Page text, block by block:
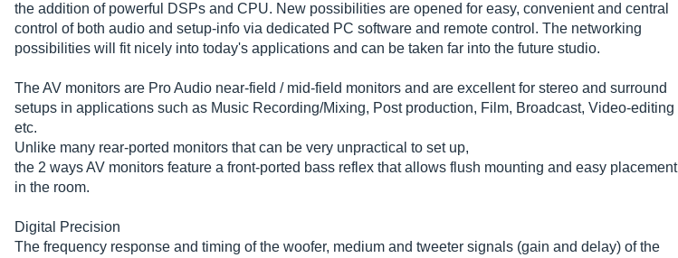
the addition of powerful DSPs and CPU. New possibilities are opened for easy, convenient and central
control of both audio and setup-info via dedicated PC software and remote control. The networking
possibilities will fit nicely into today's applications and can be taken far into the future studio.
The AV monitors are Pro Audio near-field / mid-field monitors and are excellent for stereo and surround
setups in applications such as Music Recording/Mixing, Post production, Film, Broadcast, Video-editing
etc.
Unlike many rear-ported monitors that can be very unpractical to set up,
the 2 ways AV monitors feature a front-ported bass reflex that allows flush mounting and easy placement
in the room.
Digital Precision
The frequency response and timing of the woofer, medium and tweeter signals (gain and delay) of the